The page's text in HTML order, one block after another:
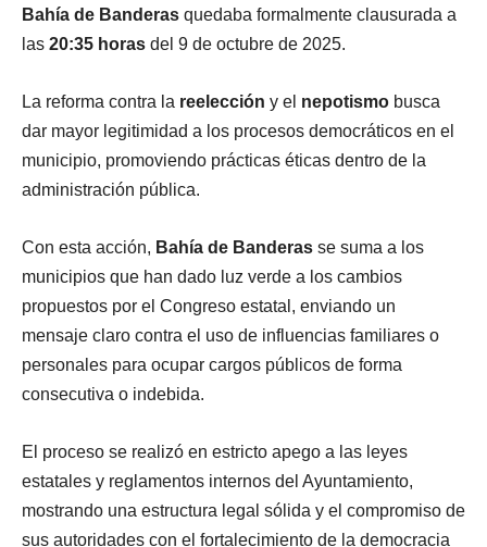
Bahía de Banderas quedaba formalmente clausurada a
las 20:35 horas del 9 de octubre de 2025.
La reforma contra la reelección y el nepotismo busca
dar mayor legitimidad a los procesos democráticos en el
municipio, promoviendo prácticas éticas dentro de la
administración pública.
Con esta acción, Bahía de Banderas se suma a los
municipios que han dado luz verde a los cambios
propuestos por el Congreso estatal, enviando un
mensaje claro contra el uso de influencias familiares o
personales para ocupar cargos públicos de forma
consecutiva o indebida.
El proceso se realizó en estricto apego a las leyes
estatales y reglamentos internos del Ayuntamiento,
mostrando una estructura legal sólida y el compromiso de
sus autoridades con el fortalecimiento de la democracia